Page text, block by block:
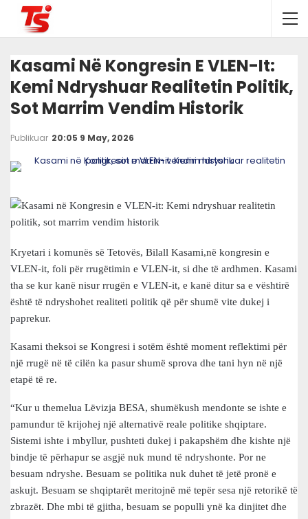
Kasami Në Kongresin E VLEN-It:
Kemi Ndryshuar Realitetin Politik,
Sot Marrim Vendim Historik
Publikuar 20:05 9 May, 2026
Kryetari i komunës së Tetovës, Bilall Kasami,në kongresin e
VLEN-it, foli për rrugëtimin e VLEN-it, si dhe të ardhmen. Kasami
tha se kur kanë nisur rrugën e VLEN-it, e kanë ditur sa e vështirë
është të ndryshohet realiteti politik që për shumë vite dukej i
paprekur.
Kasami theksoi se Kongresi i sotëm është moment reflektimi për
një rrugë në të cilën ka pasur shumë sprova dhe tani hyn në një
etapë të re.
“Kur u themelua Lëvizja BESA, shumëkush mendonte se ishte e
pamundur të krijohej një alternativë reale politike shqiptare.
Sistemi ishte i mbyllur, pushteti dukej i pakapshëm dhe kishte një
bindje të përhapur se asgjë nuk mund të ndryshonte. Por ne
besuam ndryshe. Besuam se politika nuk duhet të jetë pronë e
askujt. Besuam se shqiptarët meritojnë më tepër sesa një retorikë të
zbrazët. Dhe mbi të gjitha, besuam se populli ynë ka dinjitet dhe